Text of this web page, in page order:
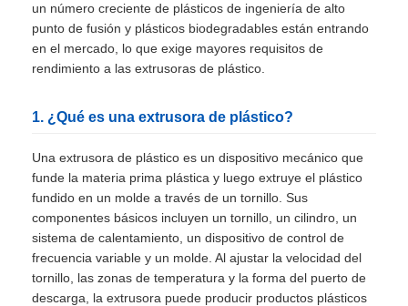
un número creciente de plásticos de ingeniería de alto
punto de fusión y plásticos biodegradables están entrando
en el mercado, lo que exige mayores requisitos de
rendimiento a las extrusoras de plástico.
1. ¿Qué es una extrusora de plástico?
Una extrusora de plástico es un dispositivo mecánico que
funde la materia prima plástica y luego extruye el plástico
fundido en un molde a través de un tornillo. Sus
componentes básicos incluyen un tornillo, un cilindro, un
sistema de calentamiento, un dispositivo de control de
frecuencia variable y un molde. Al ajustar la velocidad del
tornillo, las zonas de temperatura y la forma del puerto de
descarga, la extrusora puede producir productos plásticos